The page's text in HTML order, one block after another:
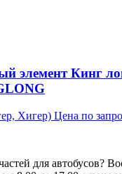
элемент Кинг
Хигер) Цена по
для автобусов?